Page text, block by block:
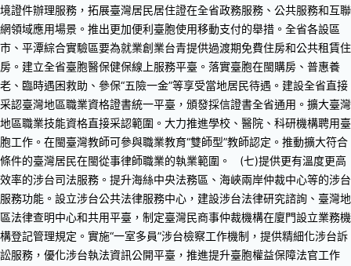
境證件辦理服務，拓展臺灣居民居住證在全省政務服務、公共服務和互聯
網領域應用場景。推出更加便利臺胞使用移動支付的舉措。全省各設區
市、平潭綜合實驗區要為就業創業台青提供過渡期免費住房和公共租賃住
房。建立全省臺胞醫保健保線上服務平臺。落實臺胞在閩購房、普惠養
老、臨時遇困救助、參保“五險一金”等享受當地居民待遇。建設全省直接
采認臺灣地區職業資格證書統一平臺，頒發採信證書全省通用。擴大臺灣
地區職業技能資格直接采認範圍。大力推進學校、醫院、科研機構聘用臺
胞工作。在閩臺灣教師可參與職業教育“雙師型”教師認定。推動擴大符合
條件的臺灣居民在閩從事律師職業的執業範圍。
(七)提供更有溫度更高
效率的涉台司法服務。提升海絲中央法務區、海峽兩岸仲裁中心等的涉台
服務功能。設立涉台公共法律服務中心，建設涉台法律研究諮詢、臺灣地
區法律查明中心和共用平臺，制定臺灣民商事仲裁機構在廈門設立業務機
構登記管理規定。實施“一室多員”涉台檢察工作機制，提供精細化涉台訴
訟服務，優化涉台執法資訊公開平臺，推進提升臺胞權益保障法官工作